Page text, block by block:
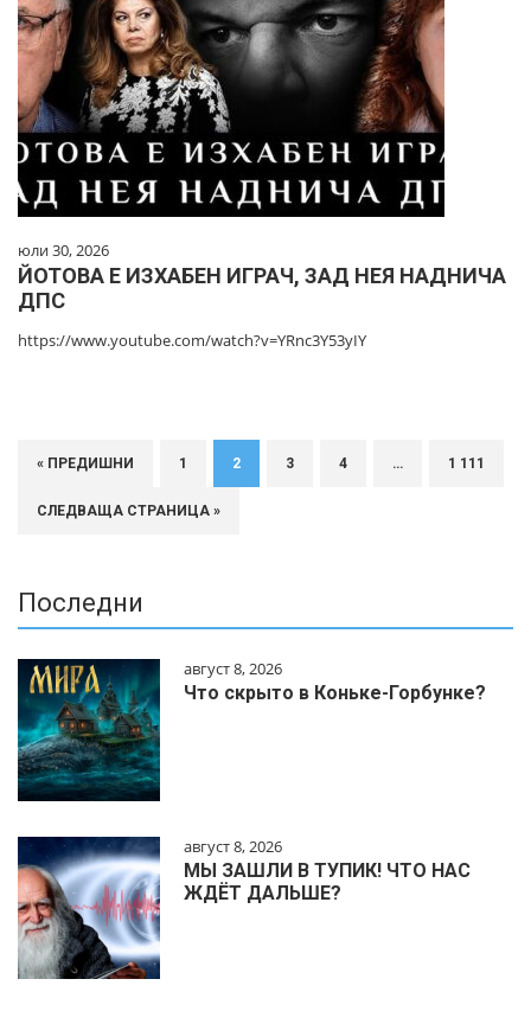
юли 30, 2026
ЙОТОВА Е ИЗХАБЕН ИГРАЧ, ЗАД НЕЯ НАДНИЧА
ДПС
https://www.youtube.com/watch?v=YRnc3Y53yIY
« ПРЕДИШНИ 1 2 3 4 … 1 111
СЛЕДВАЩА СТРАНИЦА »
Последни
август 8, 2026
Что скрыто в Коньке-Горбунке?
август 8, 2026
МЫ ЗАШЛИ В ТУПИК! ЧТО НАС
ЖДЁТ ДАЛЬШЕ?